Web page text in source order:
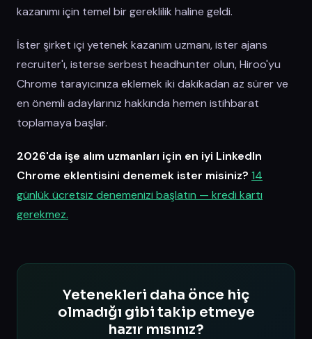
kazanımı için temel bir gereklilik haline geldi.
İster şirket içi yetenek kazanım uzmanı, ister ajans
recruiter'ı, isterse serbest headhunter olun, Hiroo'yu
Chrome tarayıcınıza eklemek iki dakikadan az sürer ve
en önemli adaylarınız hakkında hemen istihbarat
toplamaya başlar.
2026'da işe alım uzmanları için en iyi LinkedIn
Chrome eklentisini denemek ister misiniz? 14
günlük ücretsiz denemenizi başlatın — kredi kartı
gerekmez.
Yetenekleri daha önce hiç
olmadığı gibi takip etmeye
hazır mısınız?